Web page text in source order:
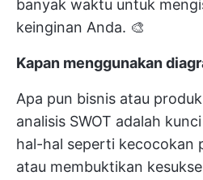
banyak waktu untuk
keinginan Anda. 🎨
Kapan menggunakan
Apa pun bisnis atau
analisis SWOT adalah
hal-hal seperti kecocokan
atau membuktikan